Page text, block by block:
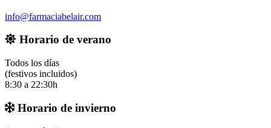
info@farmaciabelair.com
Horario de verano
Todos los días
(festivos incluidos)
8:30 a 22:30h
Horario de invierno